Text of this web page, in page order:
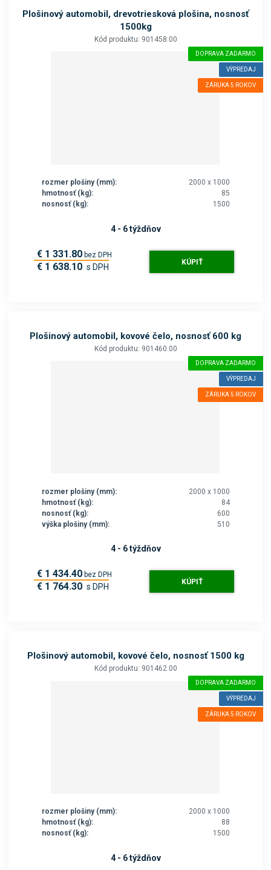
Plošinový automobil, drevotriesková plošina, nosnosť
1500kg
Kód produktu: 901458.00
DOPRAVA ZADARMO
VÝPREDAJ
ZÁRUKA 5 ROKOV
rozmer plošiny (mm):
2000 x 1000
hmotnosť (kg):
85
nosnosť (kg):
1500
4 - 6 týždňov
€ 1 331.80 bez DPH
€ 1 638.10 s DPH KÚPIŤ
Plošinový automobil, kovové čelo, nosnosť 600 kg
Kód produktu: 901460.00
DOPRAVA ZADARMO
VÝPREDAJ
ZÁRUKA 5 ROKOV
rozmer plošiny (mm):
2000 x 1000
hmotnosť (kg):
84
nosnosť (kg):
600
výška plošiny (mm):
510
4 - 6 týždňov
€ 1 434.40 bez DPH
€ 1 764.30 s DPH KÚPIŤ
Plošinový automobil, kovové čelo, nosnosť 1500 kg
Kód produktu: 901462.00
DOPRAVA ZADARMO
VÝPREDAJ
ZÁRUKA 5 ROKOV
rozmer plošiny (mm):
2000 x 1000
hmotnosť (kg):
88
nosnosť (kg):
1500
4 - 6 týždňov